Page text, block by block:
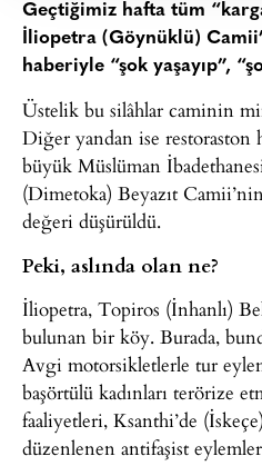
Geçtiğimiz hafta tüm
İliopetra (Göynüklü)
haberiyle “şok yaşayıp”,
Üstelik bu silâhlar caminin
Diğer yandan ise restoraston
büyük Müslüman
(Dimetoka) Beyazıt
değeri düşürüldü.
Peki, aslında olan ne?
İliopetra, Topiros (İnhanlı)
bulunan bir köy. Burada,
Avgi motorsikletlerle tur
başörtülü kadınları terörize
faaliyetleri, Ksanthi’de
düzenlenen antifaşist